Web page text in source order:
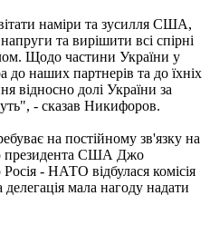
наміри та зусилля США,
та вирішити всі спірні
Щодо частини України у
до наших партнерів та до їхніх
відносно долі України за
- сказав Никифоров.
на постійному зв'язку на
президента США Джо
- НАТО відбулася комісія
мала нагоду надати